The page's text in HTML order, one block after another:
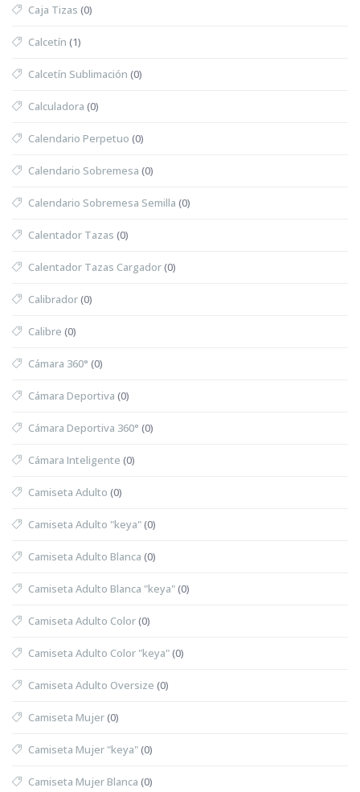
Caja Tizas (0)
Calcetín (1)
Calcetín Sublimación (0)
Calculadora (0)
Calendario Perpetuo (0)
Calendario Sobremesa (0)
Calendario Sobremesa Semilla (0)
Calentador Tazas (0)
Calentador Tazas Cargador(0)
Calibrador(0)
Calibre (0)
Cámara 360° (0)
Cámara Deportiva (0)
Cámara Deportiva 360° (0)
Cámara Inteligente (0)
Camiseta Adulto (0)
Camiseta Adulto "keya"(0)
Camiseta Adulto Blanca (0)
Camiseta Adulto Blanca "keya"(0)
Camiseta Adulto Color(0)
Camiseta Adulto Color "keya"(0)
Camiseta Adulto Oversize (0)
Camiseta Mujer(0)
Camiseta Mujer "keya"(0)
Camiseta Mujer Blanca (0)